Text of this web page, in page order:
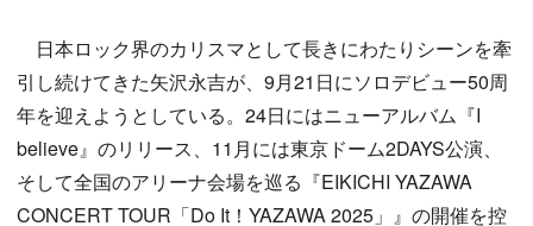
日本ロック界のカリスマとして長きにわたりシーンを牽
引し続けてきた矢沢永吉が、9月21日にソロデビュー50周
年を迎えようとしている。24日にはニューアルバム『I
believe』のリリース、11月には東京ドーム2DAYS公演、
そして全国のアリーナ会場を巡る『EIKICHI YAZAWA
CONCERT TOUR「Do It！YAZAWA 2025」』の開催を控